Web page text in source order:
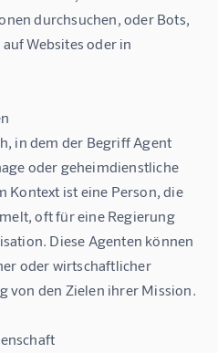
durchsuchen, oder Bots,
Websites oder in
in dem der Begriff Agent
oder geheimdienstliche
Kontext ist eine Person, die
oft für eine Regierung
Diese Agenten können
oder wirtschaftlicher
von den Zielen ihrer Mission.